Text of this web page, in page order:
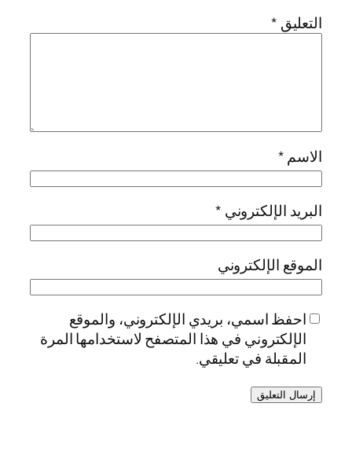
التعليق *
الاسم*
البريد الإلكتروني *
الموقع الإلكتروني
احفظ اسمي، بريدي الإلكتروني، والموقع
الإلكتروني في هذا المتصفح لاستخدامها المرة
المقبلة في تعليقي.